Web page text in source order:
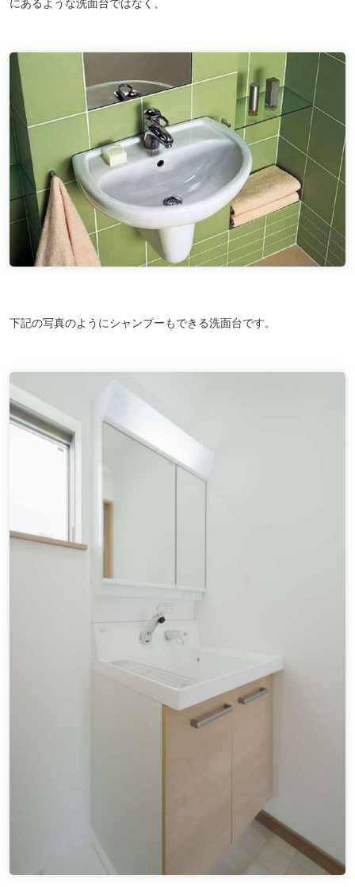
にあるような洗面台ではなく、
下記の写真のようにシャンプーもできる洗面台です。